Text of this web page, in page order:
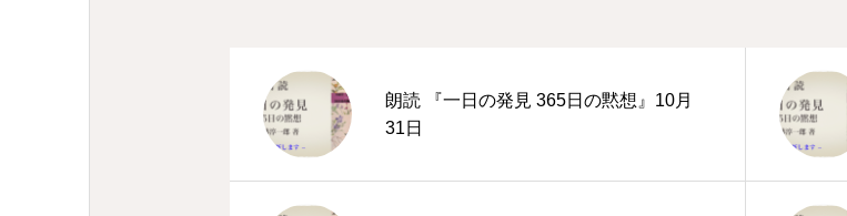
朗読 『一日の発見 365日の黙想』10月
31日